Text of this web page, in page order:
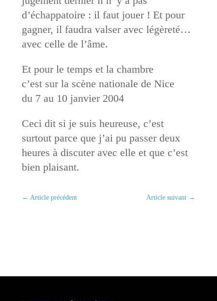
d’échappatoire : il faut jouer ! Et pour
gagner, il faudra valser avec légèreté…
avec celle de l’âme.
Et pour le temps et la chambre
c’est sur la scène nationale de Nice
du 7 au 10 janvier 2004
Ceci dit si je suis heureuse, c’est
surtout parce que j’ai pu passer deux
heures à discuter avec elle et que c’est
bien plaisant.
← Article précédent Article suivant →